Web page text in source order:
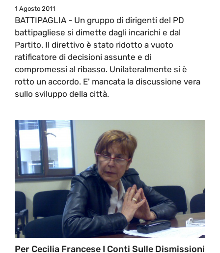
1 Agosto 2011
BATTIPAGLIA - Un gruppo di dirigenti del PD
battipagliese si dimette dagli incarichi e dal
Partito. Il direttivo è stato ridotto a vuoto
ratificatore di decisioni assunte e di
compromessi al ribasso. Unilateralmente si è
rotto un accordo. E' mancata la discussione vera
sullo sviluppo della città.
Per Cecilia Francese I Conti Sulle Dismissioni